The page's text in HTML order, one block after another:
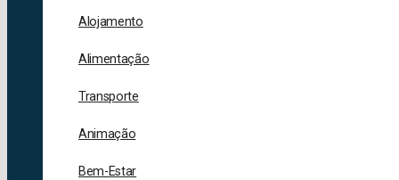
Alojamento
Alimentação
Transporte
Animação
Bem-Estar